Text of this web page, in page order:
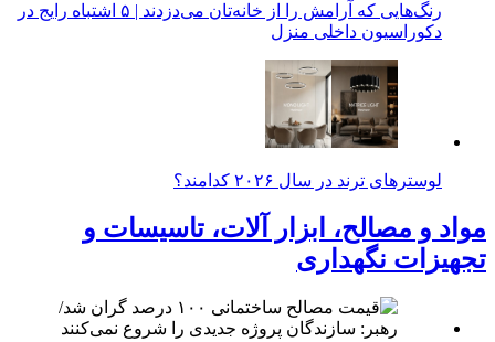
رنگ‌هایی که آرامش را از خانه‌تان می‌دزدند | ۵ اشتباه رایج در
دکوراسیون داخلی منزل
لوسترهای ترند در سال ۲۰۲۶ کدامند؟
مواد و مصالح، ابزار آلات، تاسیسات و
تجهیزات نگهداری